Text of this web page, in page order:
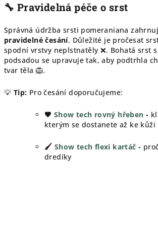
🔧 Pravidelná péče o srst
Správná údržba srsti pomeraniana
pravidelné česání. Důležité je pročesat
spodní vrstvy neplstnatěly ❌. Bohatá srst
podsadou se upravuje tak, aby podtrhla
tvar těla 🦁.
💡 Tip: Pro česání doporučujeme:
🖤 Show tech rovný hřeben -
kterým se dostanete až ke kůži
🖌️ Show tech flexi kartáč-
dredíky